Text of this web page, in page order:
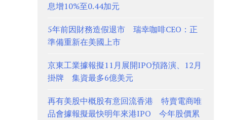
息增10%至0.44加元
5年前因財務造假退市 瑞幸咖啡CEO：正
準備重新在美國上市
京東工業據報擬11月展開IPO預路演、12月
掛牌 集資最多6億美元
再有美股中概股有意回流香港 特賣電商唯
品會據報擬最快明年來港IPO 今年股價累